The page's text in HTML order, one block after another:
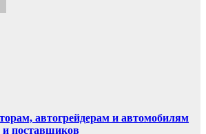
автогрейдерам и автомобилям
поставщиков